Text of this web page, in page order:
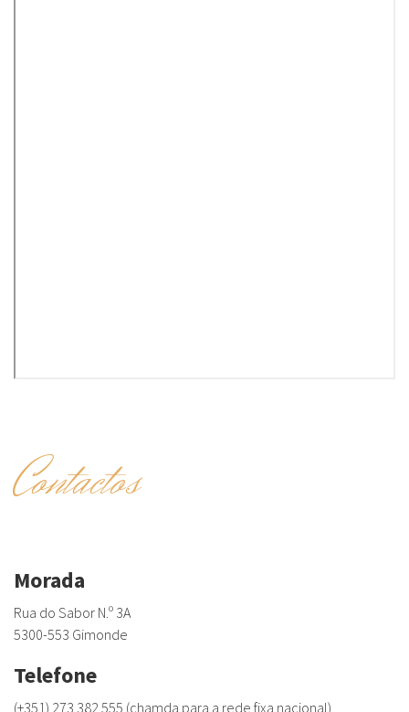
Contactos
Morada
Rua do Sabor N.º 3A
5300-553 Gimonde
Telefone
(+351) 273 382 555 (chamda para a rede fixa nacional)